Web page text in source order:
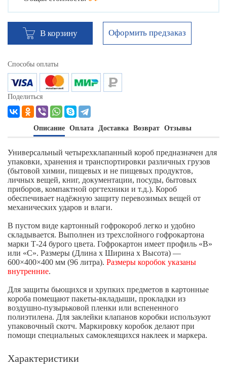
В корзину Оформить предзаказ
Способы оплаты
Поделиться
Описание Оплата Доставка Возврат Отзывы
Универсальный четырехклапанный короб предназначен для
упаковки, хранения и транспортировки различных грузов
(бытовой химии, пищевых и не пищевых продуктов,
личных вещей, книг, документации, посуды, бытовых
приборов, компактной оргтехники и т.д.). Короб
обеспечивает надёжную защиту перевозимых вещей от
механических ударов и влаги.
В пустом виде картонный гофрокороб легко и удобно
складывается. Выполнен из трехслойного гофрокартона
марки Т-24 бурого цвета. Гофрокартон имеет профиль «В»
или «С». Размеры (Длина х Ширина х Высота) —
600×400×400 мм (96 литра). Размеры коробок указаны
внутренние.
Для защиты бьющихся и хрупких предметов в картонные
короба помещают пакеты-вкладыши, прокладки из
воздушно-пузырьковой пленки или вспененного
полиэтилена. Для заклейки клапанов коробки используют
упаковочный скотч. Маркировку коробок делают при
помощи специальных самоклеящихся наклеек и маркера.
Характеристики